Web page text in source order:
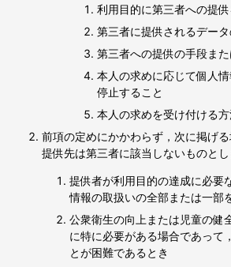
利用目的に第三者への提
第三者に提供されるデータ
第三者への提供の手段ま
本人の求めに応じて個人
停止すること
本人の求めを受け付ける
前項の定めにかかわらず，次に掲げ
提供先は第三者に該当しないものとし
提供者が利用目的の達成に必要
情報の取扱いの全部または一部
公衆衛生の向上または児童の健
に特に必要がある場合であって
とが困難であるとき